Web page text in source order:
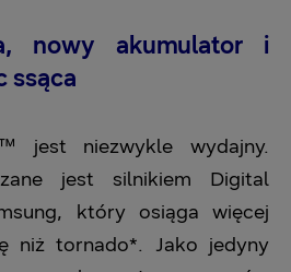
nowy akumulator i
ssąca
jest niezwykle wydajny.
jest silnikiem Digital
który osiąga więcej
niż tornado*. Jako jedyny